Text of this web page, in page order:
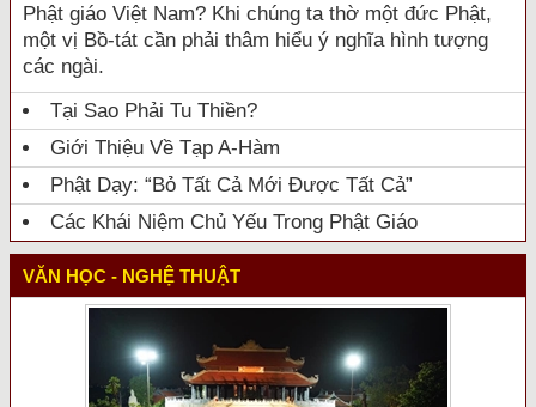
Phật giáo Việt Nam? Khi chúng ta thờ một đức Phật,
một vị Bồ-tát cần phải thâm hiểu ý nghĩa hình tượng
các ngài.
Tại Sao Phải Tu Thiền?
Giới Thiệu Về Tạp A-Hàm
Phật Dạy: “Bỏ Tất Cả Mới Được Tất Cả”
Các Khái Niệm Chủ Yếu Trong Phật Giáo
VĂN HỌC - NGHỆ THUẬT